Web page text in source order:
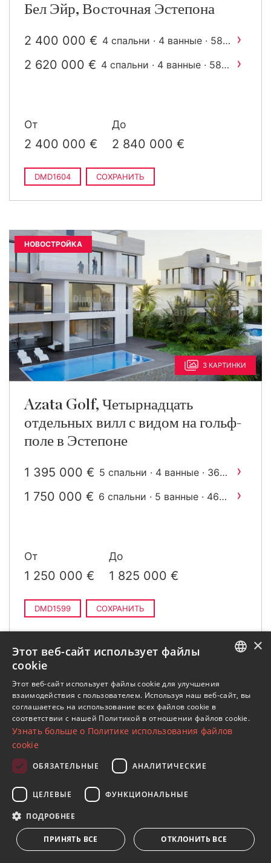
Бел Эйр, Восточная Эстепона
2 400 000 € 4 спальни · 4 ванные · 582
›
2 620 000 € 4 спальни · 4 ванные · 582
›
От
2 400 000 €
До
2 840 000 €
DMD1604 СОХРАНИТЬ
НОВОСТРОЙКА
3 КАРТИНКИ
Azata Golf, Четырнадцать
отдельных вилл с видом на гольф-
поле в Эстепоне
1 395 000 € 5 спальни · 4 ванные · 365
›
1 750 000 € 6 спальни · 5 ванные · 463
›
От
1 250 000 €
До
1 825 000 €
DMD1599 СОХРАНИТЬ
Bel Air, Комплекс из одиннадцати
вилл в Белэйр, Восточная
SPANISH
FRENCH
×
Этот веб-сайт использует файлы
cookie
Этот веб-сайт использует файлы cookie для улучшения
взаимодействия с пользователем. Используя наш веб-сайт, вы
соглашаетесь на использование всех файлов cookie в
соответствии с нашей Политикой в ​​отношении файлов cookie.
Узнать больше о Политике использования файлов
cookie
ОБЯЗАТЕЛЬНЫЕ АНАЛИТИЧЕСКИЕ
ЦЕЛЕВЫЕ ФУНКЦИОНАЛЬНЫЕ
ПОДРОБНЕЕ
ПРИНЯТЬ ВСЕ ОТКЛОНИТЬ ВСЕ